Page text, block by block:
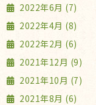
2022年6月 (7)
2022年4月 (8)
2022年2月 (6)
2021年12月 (9)
2021年10月 (7)
2021年8月 (6)